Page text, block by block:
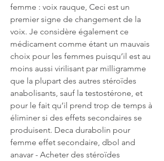
femme : voix rauque, Ceci est un
premier signe de changement de la
voix. Je considère également ce
médicament comme étant un mauvais
choix pour les femmes puisqu’il est au
moins aussi virilisant par milligramme
que la plupart des autres stéroïdes
anabolisants, sauf la testostérone, et
pour le fait qu’il prend trop de temps à
éliminer si des effets secondaires se
produisent. Deca durabolin pour
femme effet secondaire, dbol and
anavar - Acheter des stéroïdes